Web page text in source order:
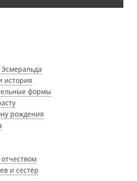
история
формы
рождения
и сестёр